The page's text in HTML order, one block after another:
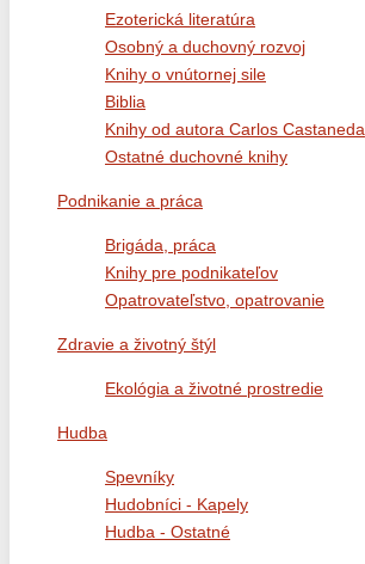
Ezoterická literatúra
Osobný a duchovný rozvoj
Knihy o vnútornej sile
Biblia
Knihy od autora Carlos Castaneda
Ostatné duchovné knihy
Podnikanie a práca
Brigáda, práca
Knihy pre podnikateľov
Opatrovateľstvo, opatrovanie
Zdravie a životný štýl
Ekológia a životné prostredie
Hudba
Spevníky
Hudobníci - Kapely
Hudba - Ostatné